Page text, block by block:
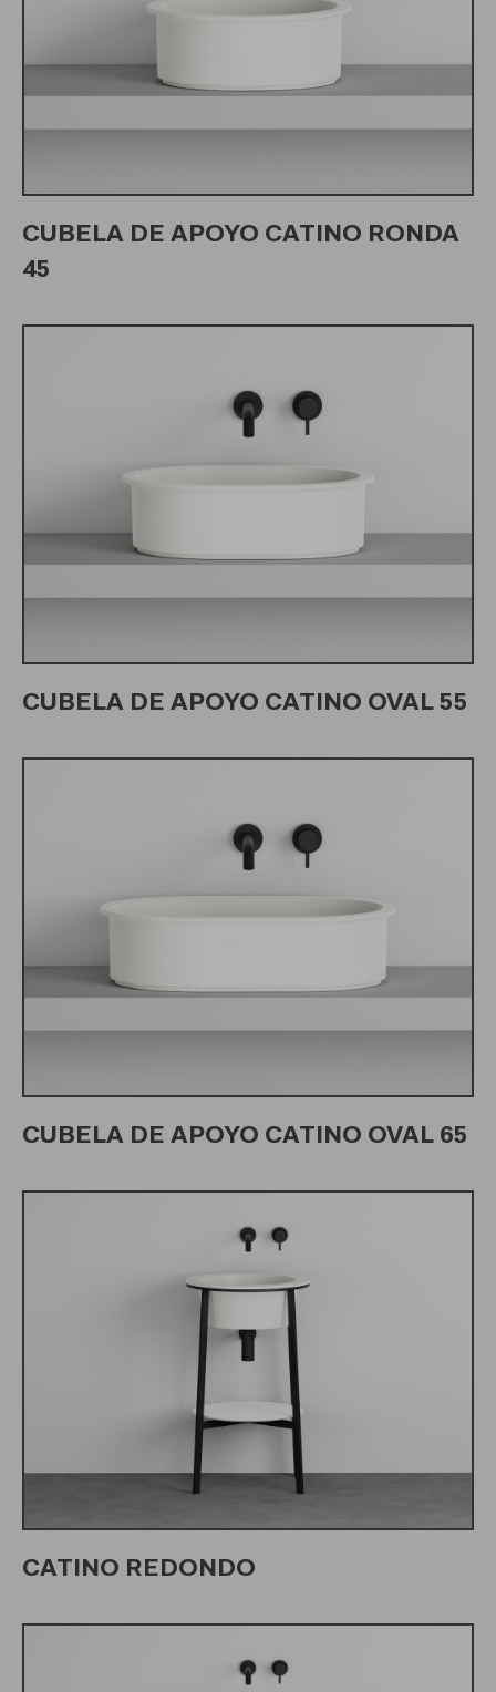
CUBELA DE APOYO CATINO RONDA
45
CUBELA DE APOYO CATINO OVAL 55
CUBELA DE APOYO CATINO OVAL 65
CATINO REDONDO